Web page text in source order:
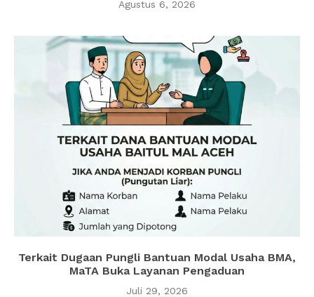
Agustus 6, 2026
Terkait Dugaan Pungli Bantuan Modal Usaha BMA,
MaTA Buka Layanan Pengaduan
Juli 29, 2026